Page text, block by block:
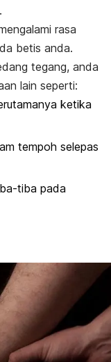
rasa
betis anda.
tegang, anda
lain seperti:
ketika
tempoh selepas
tiba pada